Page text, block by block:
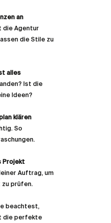
an
die Stile zu
alles
Ideen?
klären
Projekt
zu prüfen.
beachtest,
die perfekte